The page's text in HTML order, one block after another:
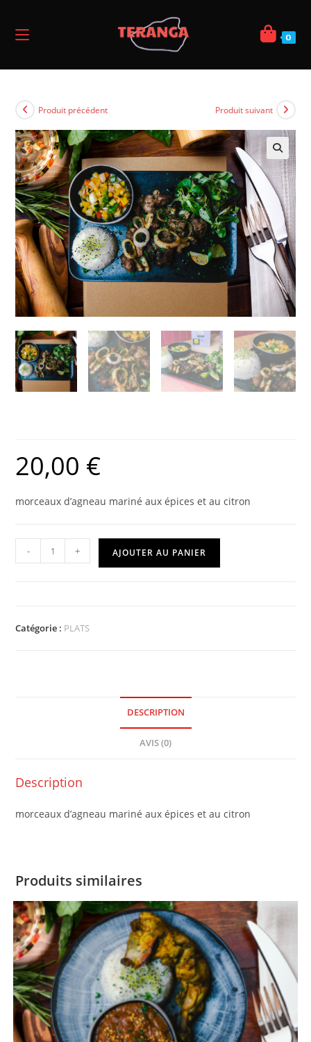
0
Produit précédent Produit suivant
🔍
20,00 €
morceaux d’agneau mariné aux épices et au citron
- + AJOUTER AU PANIER
Catégorie : PLATS
DESCRIPTION
AVIS (0)
Description
morceaux d’agneau mariné aux épices et au citron
Produits similaires